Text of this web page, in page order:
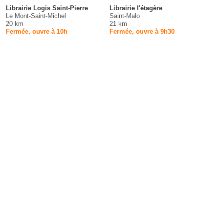
Librairie Logis Saint-Pierre
Le Mont-Saint-Michel
20 km
Fermée, ouvre à 10h
Librairie l'étagère
Saint-Malo
21 km
Fermée, ouvre à 9h30